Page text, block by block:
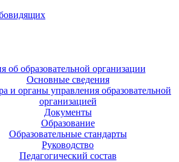
об образовательной организации
Основные сведения
и органы управления образовательной
организацией
Документы
Образование
Образовательные стандарты
Руководство
Педагогический состав